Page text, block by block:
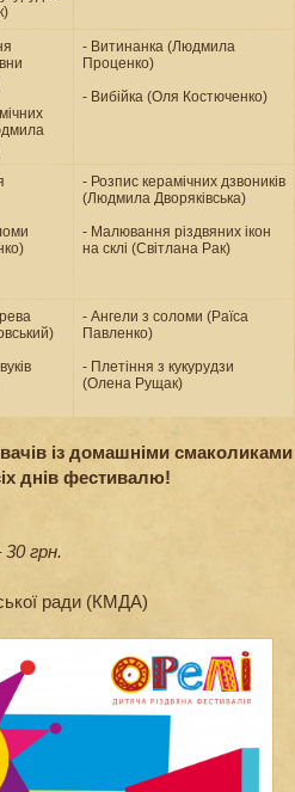
- Витинанка (Людмила
Проценко)
- Вибійка (Оля Костюченко)
- Розпис керамічних дзвоників
(Людмила Дворяківська)
- Малювання різдвяних ікон
на склі (Світлана Рак)
- Ангели з соломи (Раїса
Павленко)
- Плетіння з кукурудзи
(Олена Рущак)
із домашніми смаколиками
днів фестивалю!
30 грн.
ради (КМДА)